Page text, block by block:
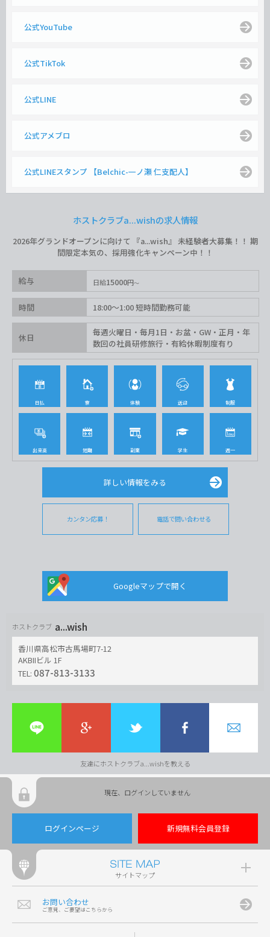
公式YouTube
公式TikTok
公式LINE
公式アメブロ
公式LINEスタンプ 【Belchic-一ノ瀬 仁支配人】
ホストクラブa...wishの求人情報
2026年グランドオープンに向けて 『a...wish』 未経験者大募集！！ 期
間限定本気の、採用強化キャンペーン中！！
給与 日給15000円
時間 18:00〜1:00 短時間勤務可能
休日
毎週火曜日・毎月1日・お盆・GW・正月・年
数回の社員研修旅行・有給休暇制度有り
日払 寮 体験 送迎 制服
出来高 短期 副業 学生 週一
詳しい情報をみる
カンタン応募！ 電話で問い合わせる
Googleマップで開く
ホストクラブ a...wish
香川県高松市古馬場町7-12
AKBIIビル 1F
TEL: 087-813-3133
友達にホストクラブa...wishを教える
現在、ログインしていません
ログインページ 新規無料会員登録
サイトマップ
お問い合わせ
ご意見、ご要望はこちらから